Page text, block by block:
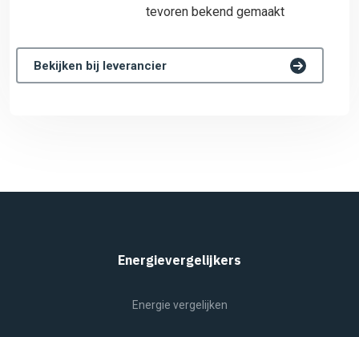
tevoren bekend gemaakt
Bekijken bij leverancier
Energievergelijkers
Energie vergelijken